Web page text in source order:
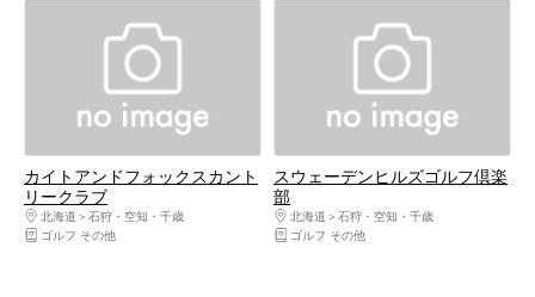
カイトアンドフォックスカント
リークラブ
北海道
石狩・空知・千歳
ゴルフ その他
スウェーデンヒルズゴルフ倶楽
部
北海道
石狩・空知・千歳
ゴルフ その他